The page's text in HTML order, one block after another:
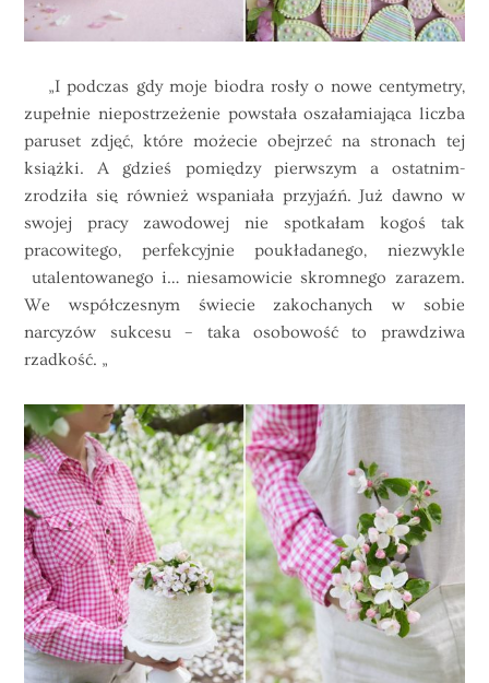
„I podczas gdy moje biodra rosły o nowe centymetry,
zupełnie niepostrzeżenie powstała oszałamiająca liczba
paruset zdjęć, które możecie obejrzeć na stronach tej
książki. A gdzieś pomiędzy pierwszym a ostatnim-
zrodziła się również wspaniała przyjaźń. Już dawno w
swojej pracy zawodowej nie spotkałam kogoś tak
pracowitego, perfekcyjnie poukładanego, niezwykle
utalentowanego i… niesamowicie skromnego zarazem.
We współczesnym świecie zakochanych w sobie
narcyzów sukcesu – taka osobowość to prawdziwa
rzadkość. „